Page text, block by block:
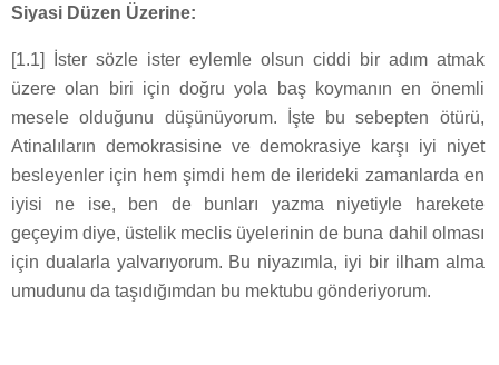
Siyasi Düzen Üzerine:
[1.1] İster sözle ister eylemle olsun ciddi bir adım atmak
üzere olan biri için doğru yola baş koymanın en önemli
mesele olduğunu düşünüyorum. İşte bu sebepten ötürü,
Atinalıların demokrasisine ve demokrasiye karşı iyi niyet
besleyenler için hem şimdi hem de ilerideki zamanlarda en
iyisi ne ise, ben de bunları yazma niyetiyle harekete
geçeyim diye, üstelik meclis üyelerinin de buna dahil olması
için dualarla yalvarıyorum. Bu niyazımla, iyi bir ilham alma
umudunu da taşıdığımdan bu mektubu gönderiyorum.